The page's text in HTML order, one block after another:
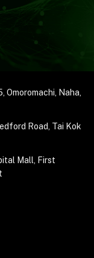
Omoromachi, Naha,
Road, Tai Kok
Mall,
First